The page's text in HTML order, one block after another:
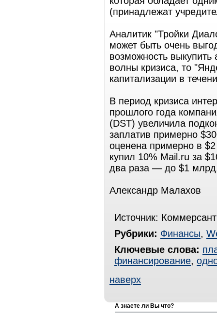
(принадлежат
Аналитик "Тройки
может быть очень
возможность выкупить
волны кризиса, то
капитализации в
В период кризиса
прошлого года
(DST) увеличила
заплатив примерно
оценена примерно в
купил 10% Mail.ru за
два раза — до $1
Александр Малахов
Источник:
Рубрики: Финансы,
Ключевые слова:
финансирование,
наверх
А знаете ли Вы что?